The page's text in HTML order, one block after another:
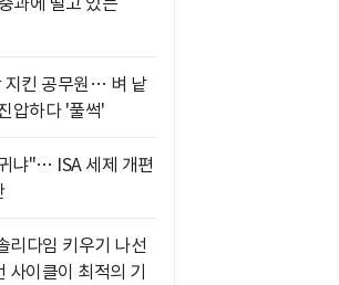
지킨 공무원… 벼 낱
압하다 '풀썩'
냐"… ISA 세제 개편
리다임 키우기 나선
이클이 최적의 기